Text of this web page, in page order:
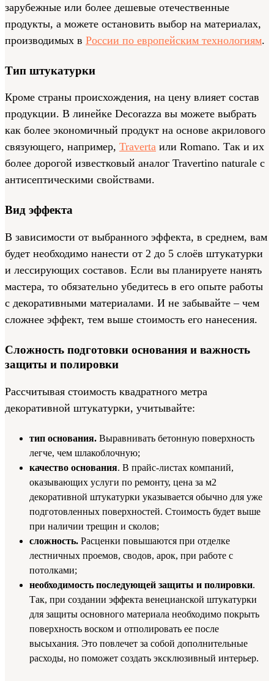
зарубежные или более дешевые отечественные
продукты, а можете остановить выбор на материалах,
производимых в России по европейским технологиям.
Тип штукатурки
Кроме страны происхождения, на цену влияет состав
продукции. В линейке Decorazza вы можете выбрать
как более экономичный продукт на основе акрилового
связующего, например, Traverta или Romano. Так и их
более дорогой известковый аналог Travertino naturale c
антисептическими свойствами.
Вид эффекта
В зависимости от выбранного эффекта, в среднем, вам
будет необходимо нанести от 2 до 5 слоёв штукатурки
и лессирующих составов. Если вы планируете нанять
мастера, то обязательно убедитесь в его опыте работы
с декоративными материалами. И не забывайте – чем
сложнее эффект, тем выше стоимость его нанесения.
Сложность подготовки основания и важность
защиты и полировки
Рассчитывая стоимость квадратного метра
декоративной штукатурки, учитывайте:
тип основания. Выравнивать бетонную поверхность
легче, чем шлакоблочную;
качество основания. В прайс-листах компаний,
оказывающих услуги по ремонту, цена за м2
декоративной штукатурки указывается обычно для уже
подготовленных поверхностей. Стоимость будет выше
при наличии трещин и сколов;
сложность. Расценки повышаются при отделке
лестничных проемов, сводов, арок, при работе с
потолками;
необходимость последующей защиты и полировки.
Так, при создании эффекта венецианской штукатурки
для защиты основного материала необходимо покрыть
поверхность воском и отполировать ее после
высыхания. Это повлечет за собой дополнительные
расходы, но поможет создать эксклюзивный интерьер.